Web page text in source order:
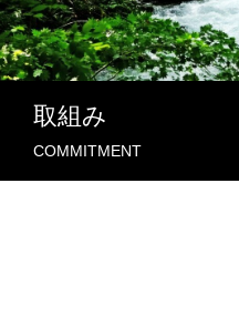
取組み
COMMITMENT